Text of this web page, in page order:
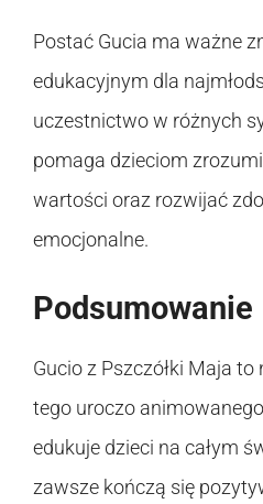
Postać Gucia ma ważne
edukacyjnym dla
uczestnictwo w różnych
pomaga dzieciom
wartości oraz rozwijać
emocjonalne.
Podsumowanie
Gucio z Pszczółki Maja to
tego uroczo
edukuje dzieci na całym
zawsze kończą się